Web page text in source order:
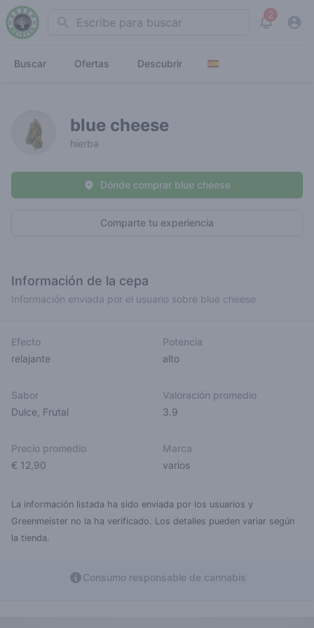
Search 2
View
Buscar Ofertas Descubrir
blue cheese
hierba
Comparte tu experiencia
Dónde comprar blue cheese
Información de la cepa
Información enviada por el usuario sobre blue cheese
Efecto
relajante
Potencia
alto
Sabor
Dulce Frutal
Valoración promedio
3.9
Precio promedio
€ 12,90
Marca
varios
La información listada ha sido enviada por los usuarios y
Greenmeister no la ha verificado. Los detalles pueden variar según
la tienda.
Consumo responsable de cannabis